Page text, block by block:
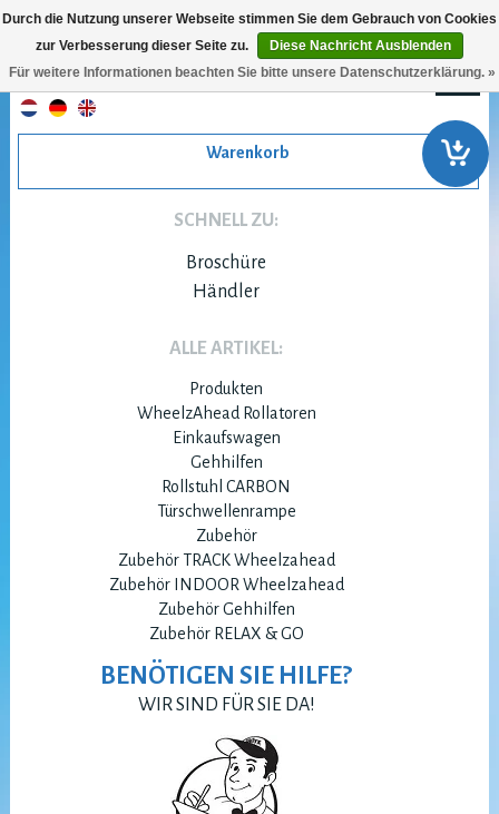
Warenkorb
SCHNELL ZU:
Broschüre
Händler
ALLE ARTIKEL:
Produkten
WheelzAhead Rollatoren
Einkaufswagen
Gehhilfen
Rollstuhl CARBON
Türschwellenrampe
Zubehör
Zubehör TRACK Wheelzahead
Zubehör INDOOR Wheelzahead
Zubehör Gehhilfen
Zubehör RELAX & GO
BENÖTIGEN SIE HILFE?
WIR SIND FÜR SIE DA!
Durch die Nutzung unserer Webseite stimmen Sie dem Gebrauch von Cookies
zur Verbesserung dieser Seite zu.
Diese Nachricht Ausblenden
Für weitere Informationen beachten Sie bitte unsere Datenschutzerklärung. »